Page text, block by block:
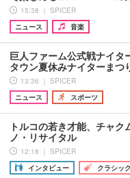
15:38 ｜ SPICER
ニュース
音楽
巨人ファーム公式戦ナイ
タウン夏休みナイターまつ
13:36 ｜ SPICER
ニュース
スポーツ
トルコの若き才能、チャ
ノ・リサイタル
12:18 ｜ SPICER
インタビュー
クラシック